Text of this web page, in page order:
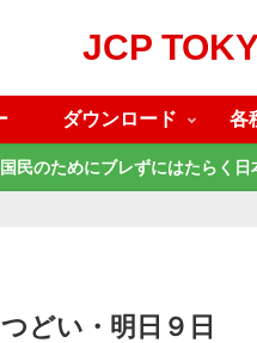
JCP
ダウンロード 各
民のためにブレずにはたらく
どい・明日９日